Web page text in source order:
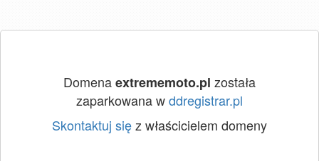
Domenaextrememoto.pl została
zaparkowana wddregistrar.pl
Skontaktuj sięz właścicielem domeny